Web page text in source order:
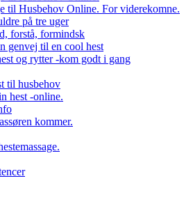
til Husbehov Online. For viderekomne.
på tre uger
forstå, formindsk
genvej til en cool hest
og rytter -kom godt i gang
til husbehov
hest -online.
kommer.